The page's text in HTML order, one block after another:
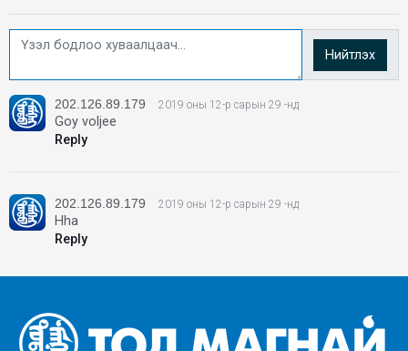
Нийтлэх
202.126.89.179 2019 оны 12-р сарын 29 -нд
Goy voljee
Reply
202.126.89.179 2019 оны 12-р сарын 29 -нд
Hha
Reply